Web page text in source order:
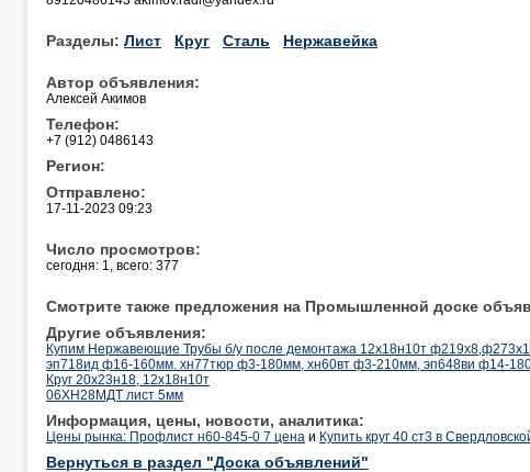
Разделы: Лист Круг Сталь Нержавейка
Автор объявления:
Алексей Акимов
Телефон:
+7 (912) 0486143
Регион:
Отправлено:
17-11-2023 09:23
Число просмотров:
сегодня: 1, всего: 377
Смотрите также предложения на Промышленной доске
Другие объявления:
Купим Нержавеющие Трубы б/у после демонтажа 12х18н10т
эп718ид ф16-160мм. хн77тюр ф3-180мм, хн60вт ф3-210мм, эп648ви ф14-
Круг 20х23н18, 12х18н10т
06ХН28МДТ лист 5мм
Информация, цены, новости, аналитика:
Цены рынка: Профлист н60-845-0 7 цена и Купить круг 40 ст3 в
Вернуться в раздел "Доска объявлений"